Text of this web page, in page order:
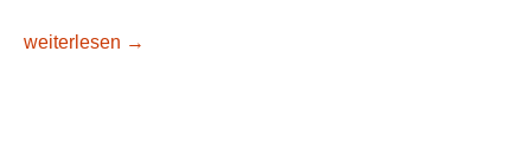
Deutschland zieht so viele ausländische Fachkräfte an wie
weiterlesen →